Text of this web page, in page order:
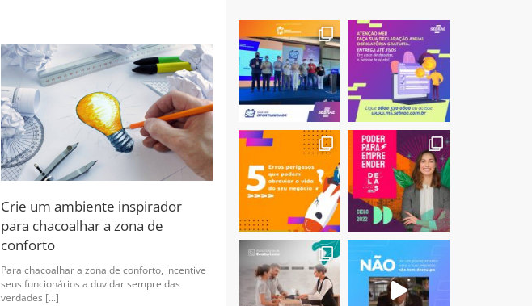
Crie um ambiente inspirador
para chacoalhar a zona de
conforto
Para chacoalhar a zona de conforto, incentive
seus funcionários a duvidar sempre das
verdades [...]